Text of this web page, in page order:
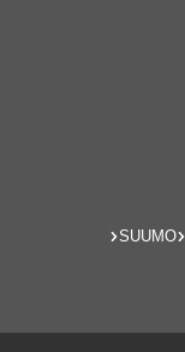
SUUMO